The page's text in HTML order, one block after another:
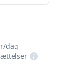
dag
i